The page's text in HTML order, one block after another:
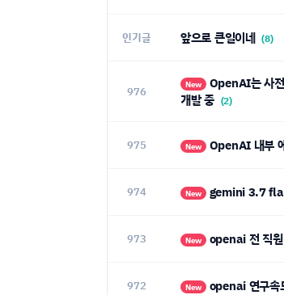
인기글 앞으로 큰일이네 (8)
976 New
개발 중 (2)
975 New OpenAI 내부
974 New gemini 3.7
973 New openai 전 직
972 New openai 연구속